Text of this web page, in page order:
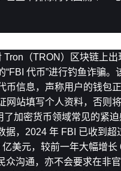
（TRON）区块链上
代币”进行钓鱼诈骗
币信息，声称用户的钱包
网站填写个人资料，否则
了加密货币领域常见的紧
据，2024 年 FBI 已收到
美元，较前一年大幅增
众沟通，亦不会要求在非